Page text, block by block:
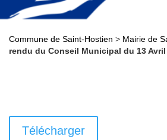
Commune de Saint-Hostien > Mairie de
rendu du Conseil Municipal du 13 Avril
Télécharger